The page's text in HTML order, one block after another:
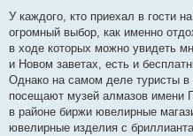
в
д
о
л
е
н
н
я
У каждого, кто приехал в гости
огромный выбор, как именно
в ходе которых можно увидеть
и Новом заветах, есть и
Однако на самом деле туристы в
посещают музей алмазов имени
в районе биржи ювелирные
ювелирные изделия с